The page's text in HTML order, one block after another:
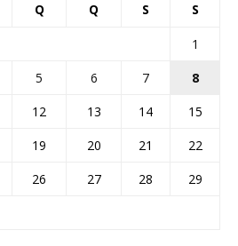
Q Q S S
1
5 6 7
8
12 13 14
15
19 20 21
22
26 27 28
29